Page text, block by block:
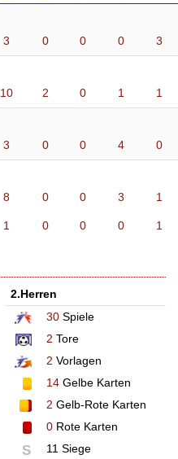
3 0 0 0 3
10 2 0 1 1
3 0 0 4 0
8 0 0 3 1
1 0 0 0 1
2.Herren
30Spiele
2 Tore
2 Vorlagen
14Gelbe Karten
2 Gelb-Rote Karten
0Rote Karten
S 11 Siege